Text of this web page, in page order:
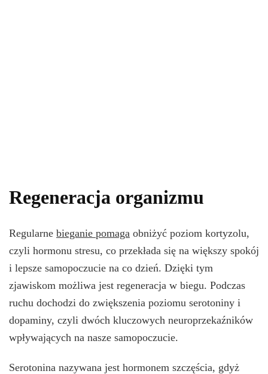
Regeneracja organizmu
Regularne bieganie pomaga obniżyć poziom kortyzolu,
czyli hormonu stresu, co przekłada się na większy spokój
i lepsze samopoczucie na co dzień. Dzięki tym
zjawiskom możliwa jest regeneracja w biegu. Podczas
ruchu dochodzi do zwiększenia poziomu serotoniny i
dopaminy, czyli dwóch kluczowych neuroprzekaźników
wpływających na nasze samopoczucie.
Serotonina nazywana jest hormonem szczęścia, gdyż